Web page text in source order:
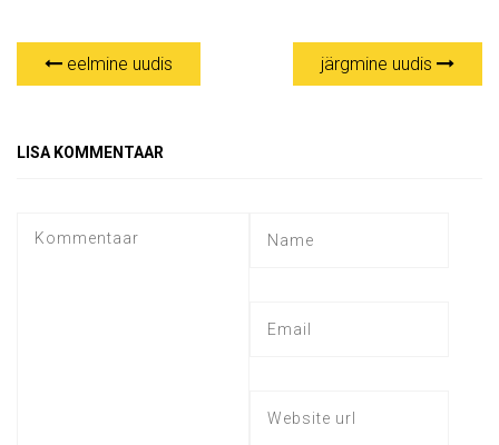
eelmine uudis järgmine uudis
LISA KOMMENTAAR